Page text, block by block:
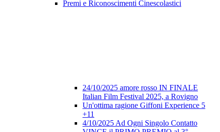
Premi e Riconoscimenti Cinescolastici
24/10/2025 amore rosso IN FINALE
Italian Film Festival 2025, a Rovigno
Un'ottima ragione Giffoni Experience 5
+11
4/10/2025 Ad Ogni Singolo Contatto